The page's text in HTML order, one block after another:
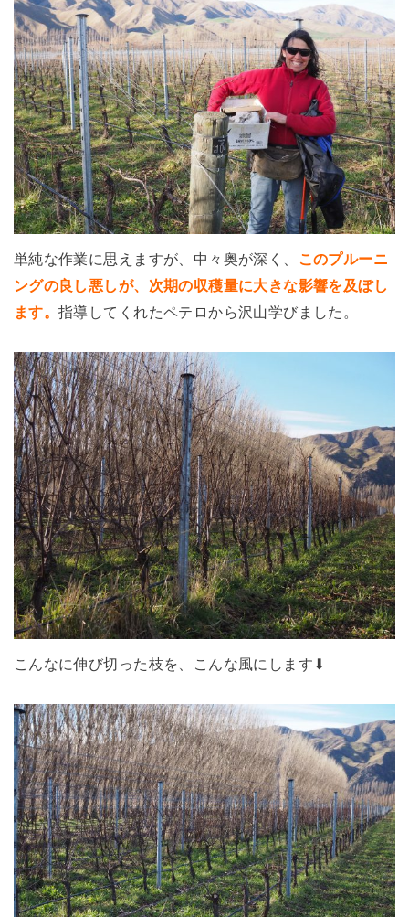
単純な作業に思えますが、中々奥が深く、 このプルーニ
ングの良し悪しが、次期の収穫量に大きな影響を及ぼし
ます。指導してくれたペテロから沢山学びました。
こんなに伸び切った枝を、こんな風にします⬇︎